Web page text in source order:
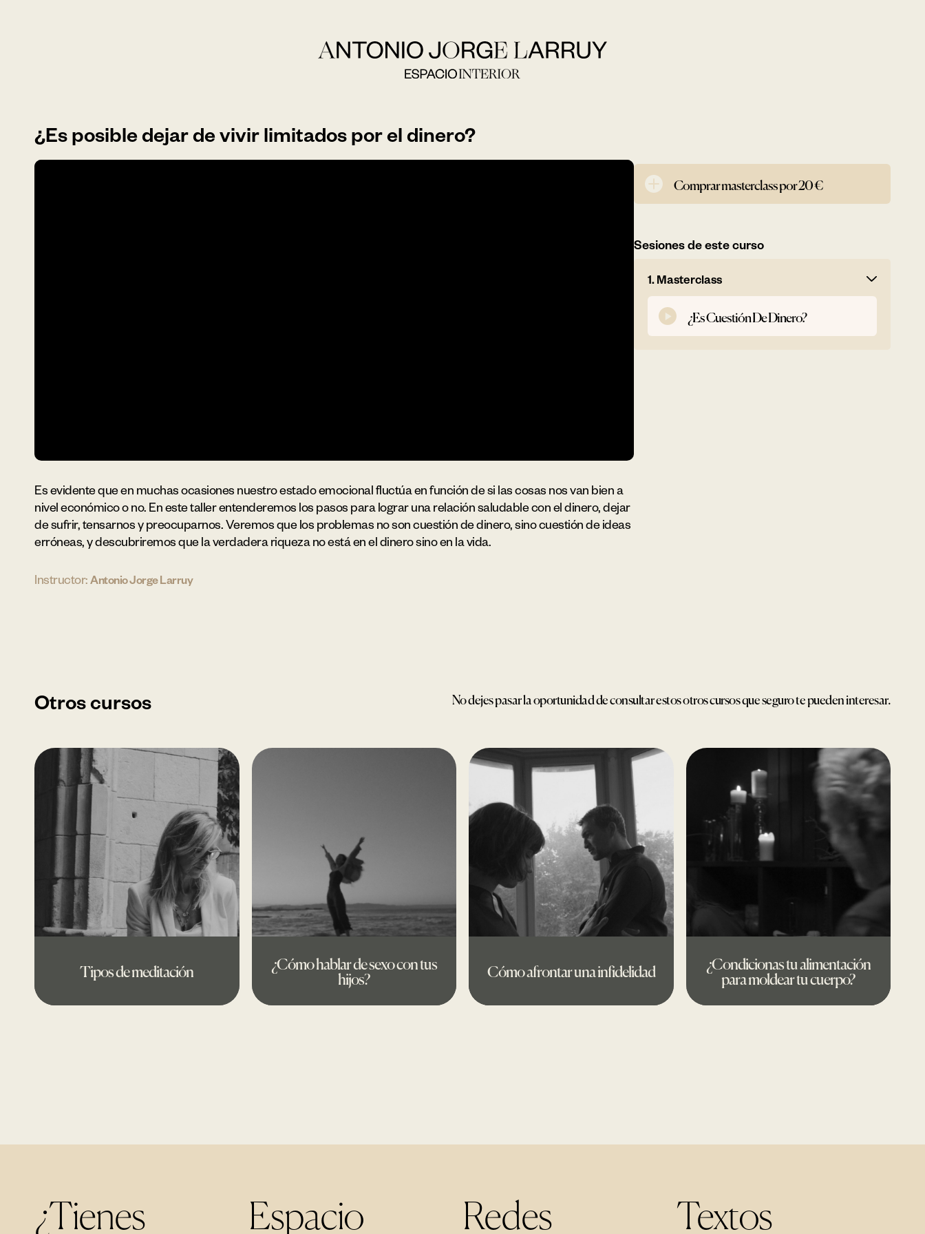
¿Es posible dejar de vivir limitados por el dinero?
Es evidente que en muchas ocasiones nuestro estado emocional fluctúa en función de si las cosas nos van bien a
nivel económico o no. En este taller entenderemos los pasos para lograr una relación saludable con el dinero, dejar
de sufrir, tensarnos y preocuparnos. Veremos que los problemas no son cuestión de dinero, sino cuestión de ideas
erróneas, y descubriremos que la verdadera riqueza no está en el dinero sino en la vida.
Instructor: Antonio Jorge Larruy
Comprar masterclass por 20 €
Sesiones de este curso
1. Masterclass
¿Es Cuestión De Dinero?
Otros cursos No dejes pasar la oportunidad de consultar estos otros cursos que seguro te pueden interesar.
Tipos de meditación ¿Cómo hablar de sexo con tus
hijos? Cómo afrontar una infidelidad ¿Condicionas tu alimentación
para moldear tu cuerpo?
¿Tienes Espacio Redes Textos